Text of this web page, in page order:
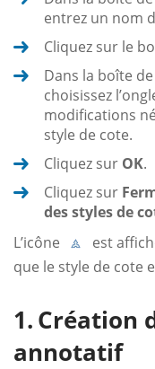
entrez un nom
Cliquez sur le
Dans la boîte
choisissez
modifications
style de cote.
Cliquez sur OK.
Cliquez sur
des styles de
L’icône
est
que le style de cote
Création
annotatif